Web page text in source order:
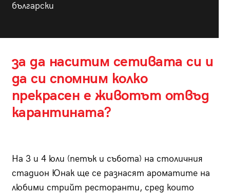
български
за да наситим сетивата си и
да си спомним колко
прекрасен е животът отвъд
карантината?
На 3 и 4 юли (петък и събота) на столичния
стадион Юнак ще се разнасят ароматите на
любими стрийт ресторанти, сред които